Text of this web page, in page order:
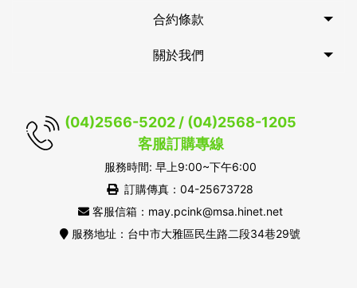
合約條款
關於我們
(04)2566-5202 / (04)2568-1205
客服訂購專線
服務時間: 早上9:00~下午6:00
訂購傳真：04-25673728
客服信箱：may.pcink@msa.hinet.net
服務地址：台中市大雅區民生路二段34巷29號